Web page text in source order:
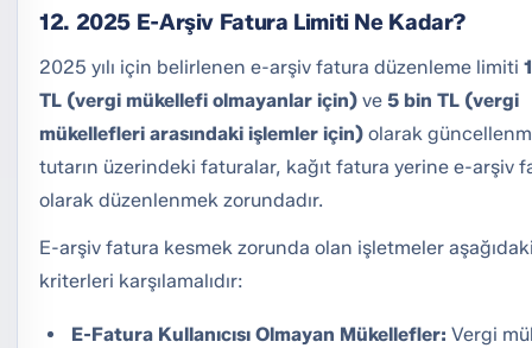
12. 2025 E-Arşiv Fatura Limiti Ne Kadar?
2025 yılı için belirlenen e-arşiv fatura düzenleme limiti
TL (vergi mükellefi olmayanlar için) ve 5 bin TL (vergi
mükellefleri arasındaki işlemler için) olarak
tutarın üzerindeki faturalar, kağıt fatura yerine e-arşiv
olarak düzenlenmek zorundadır.
E-arşiv fatura kesmek zorunda olan işletmeler
kriterleri karşılamalıdır:
E-Fatura Kullanıcısı Olmayan Mükellefler: Vergi